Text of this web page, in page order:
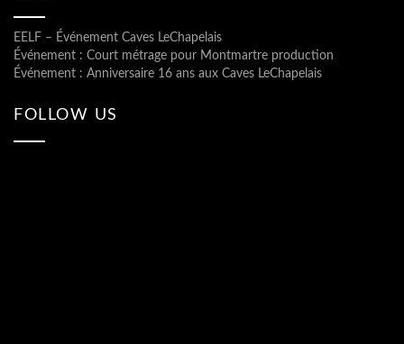
EELF – Événement Caves LeChapelais
Événement : Court métrage pour Montmartre production
Événement : Anniversaire 16 ans aux Caves LeChapelais
FOLLOW US